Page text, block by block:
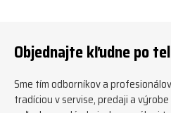
#firewoodproduction
Objednajte kľudne po
Sme tím odborníkov a
tradíciou v servise, predaji a